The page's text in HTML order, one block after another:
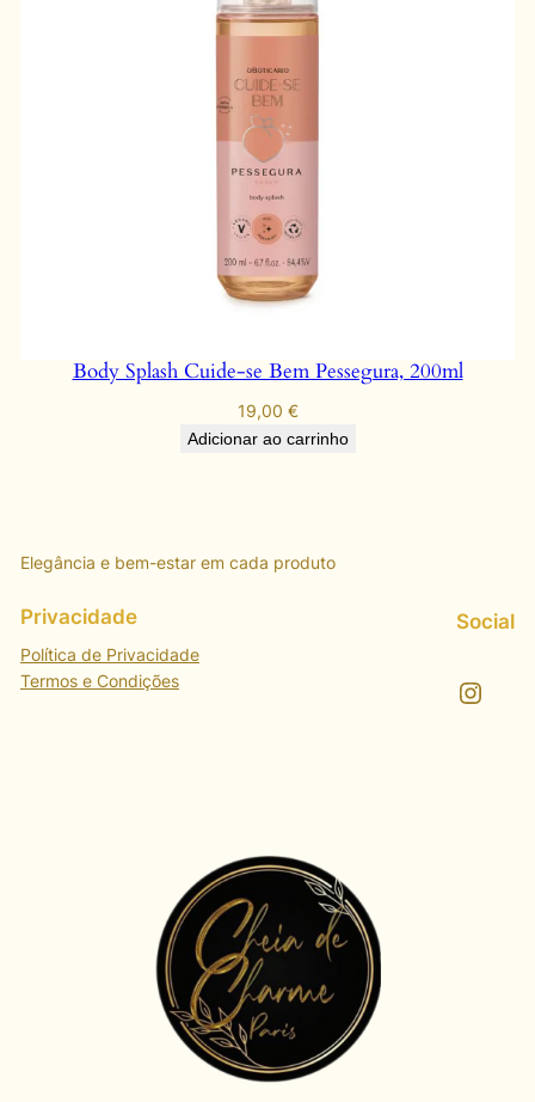
Body Splash Cuide-se Bem Pessegura, 200ml
19,00 €
Adicionar ao carrinho
Elegância e bem-estar em cada produto
Privacidade
Política de Privacidade
Termos e Condições
Social
Instagram